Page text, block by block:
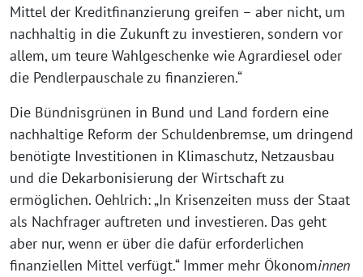
Mittel der Kreditfinanzierung greifen – aber nicht, um
nachhaltig in die Zukunft zu investieren, sondern vor
allem, um teure Wahlgeschenke wie Agrardiesel oder
die Pendlerpauschale zu finanzieren.“
Die Bündnisgrünen in Bund und Land fordern eine
nachhaltige Reform der Schuldenbremse, um dringend
benötigte Investitionen in Klimaschutz, Netzausbau
und die Dekarbonisierung der Wirtschaft zu
ermöglichen. Oehlrich: „In Krisenzeiten muss der Staat
als Nachfrager auftreten und investieren. Das geht
aber nur, wenn er über die dafür erforderlichen
finanziellen Mittel verfügt.“ Immer mehr Ökonominnen